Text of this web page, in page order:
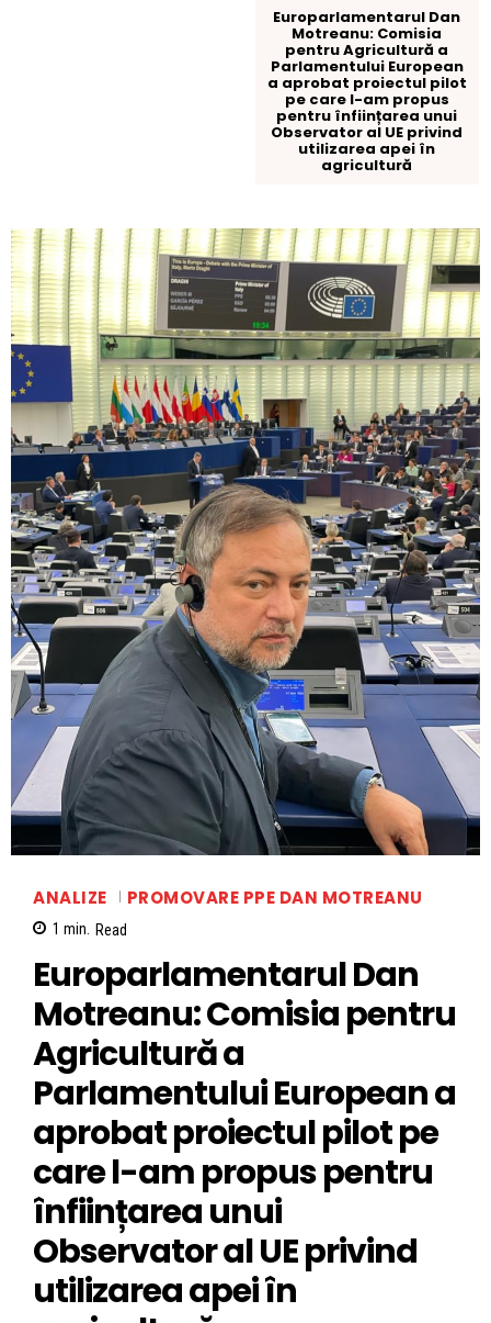
Europarlamentarul Dan
Motreanu: Comisia
pentru Agricultură a
Parlamentului European
a aprobat proiectul pilot
pe care l-am propus
pentru înființarea unui
Observator al UE privind
utilizarea apei în
agricultură